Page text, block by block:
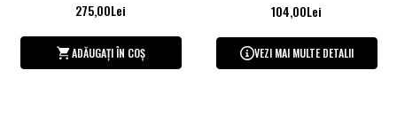
275,00Lei
ADĂUGAȚI ÎN COȘ
104,00Lei
VEZI MAI MULTE DETALII